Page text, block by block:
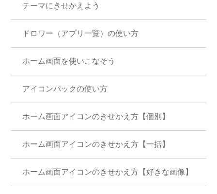
テーマにきせかえよう
ドロワー（アプリ一覧）の使い方
ホーム画面を使いこなそう
アイコンパックの使い方
ホーム画面アイコンのきせかえ方【個別】
ホーム画面アイコンのきせかえ方【一括】
ホーム画面アイコンのきせかえ方【好きな画像】